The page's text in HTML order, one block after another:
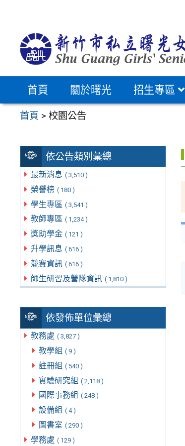
首頁 關於曙光 招生專區
首頁 >校園公告
依公告類別彙總
最新消息 ( 3,510 )
榮譽榜 ( 180 )
學生專區 ( 3,541 )
教師專區 ( 1,234 )
獎助學金 ( 121 )
升學訊息 ( 616 )
競賽資訊 ( 616 )
師生研習及營隊資訊 ( 1,810 )
依發佈單位彙總
教務處 ( 3,827 )
教學組 ( 9 )
註冊組 ( 540 )
實驗研究組 ( 2,118 )
國際事務組 ( 248 )
設備組 ( 4 )
圖書室 ( 290 )
學務處 ( 129 )